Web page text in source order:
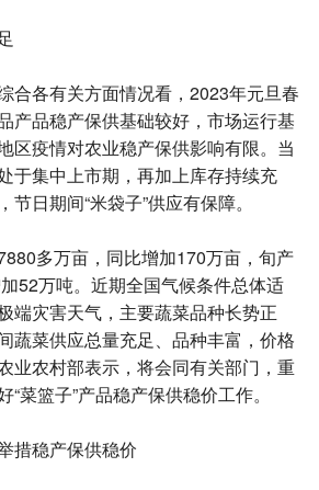
合各有关方面情况看，2023年元旦春
产品稳产保供基础较好，市场运行基
区疫情对农业稳产保供影响有限。当
于集中上市期，再加上库存持续充
日期间“米袋子”供应有保障。
多万亩，同比增加170万亩，旬产
52万吨。近期全国气候条件总体适
端灾害天气，主要蔬菜品种长势正
蔬菜供应总量充足、品种丰富，价格
业农村部表示，将会同有关部门，重
菜篮子”产品稳产保供稳价工作。
措稳产保供稳价